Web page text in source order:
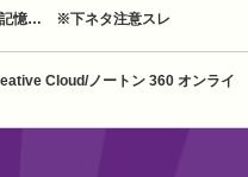
記憶…　※下ネタ注意スレ
Cloud/ノートン 360 オンライ